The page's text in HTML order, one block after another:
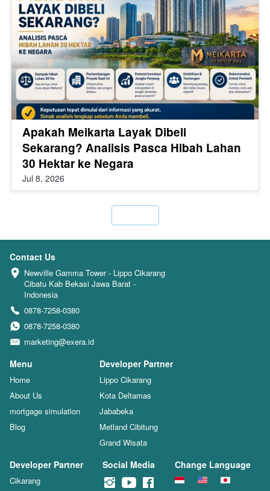
Apakah Meikarta Layak Dibeli
Sekarang? Analisis Pasca Hibah Lahan
30 Hektar ke Negara
Jul 8, 2026
Contact Us
Newville Gamma Tower - Lippo Cikarang
Cibatu Kab Bekasi Jawa Barat -
Indonesia
0878-7258-0380
0878-7258-0380
marketing@exera.id
Menu
Home
About Us
mortgage simulation
Blog
Developer Partner
Lippo Cikarang
Kota Deltamas
Jababeka
Metland Cibitung
Grand Wisata
Developer Partner
Cikarang
Social Media Change Language